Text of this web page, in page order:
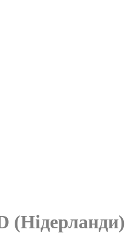
(Нідерланди)